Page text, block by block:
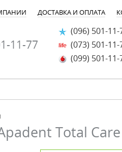
ДОСТАВКА И ОПЛАТА
11-77
(096) 501-11-
(073) 501-11-
(099) 501-11-
Total Care